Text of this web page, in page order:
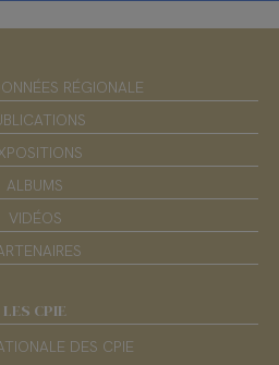
RÉGIONALE
ALBUMS
VIDÉOS
LES CPIE
DES CPIE